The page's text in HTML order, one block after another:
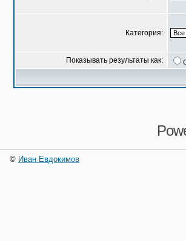
Категория:
Показывать результаты как:
© Иван Евдокимов